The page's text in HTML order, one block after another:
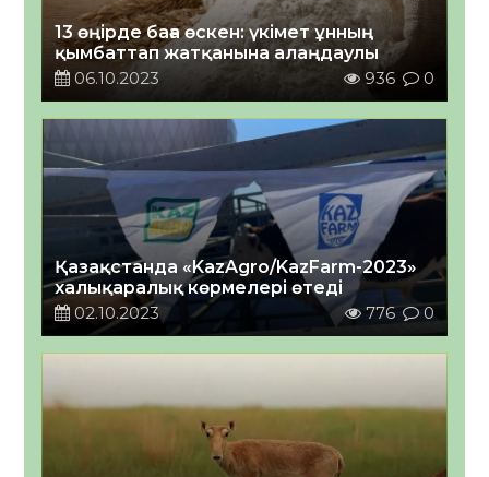
13 өңірде баға өскен: үкімет ұнның
қымбаттап жатқанына алаңдаулы
06.10.2023
936 0
Қазақстанда «KazAgro/KazFarm-2023»
халықаралық көрмелері өтеді
02.10.2023
776 0